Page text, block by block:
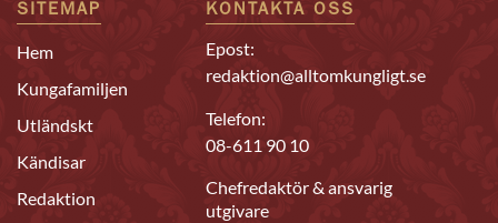
SITEMAP
Hem
Kungafamiljen
Utländskt
Kändisar
Redaktion
KONTAKTA OSS
Epost:
redaktion@alltomkungligt.se
Telefon:
08-611 90 10
Chefredaktör & ansvarig
utgivare